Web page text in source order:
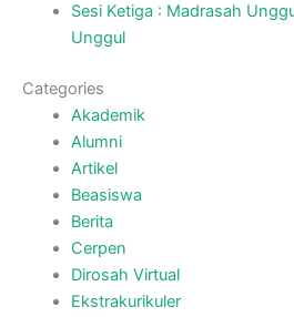
Sesi Ketiga : Madrasah
Unggul
Categories
Akademik
Alumni
Artikel
Beasiswa
Berita
Cerpen
Dirosah Virtual
Ekstrakurikuler